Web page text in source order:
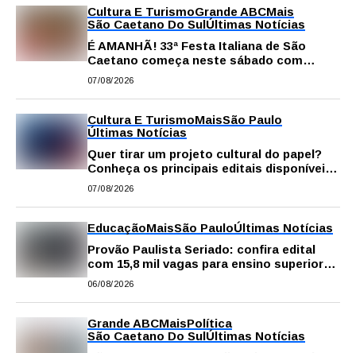
Cultura E TurismoGrande ABCMais
São Caetano Do SulÚltimas Notícias
É AMANHÃ! 33ª Festa Italiana de São
Caetano começa neste sábado com
gastronomia, música e solidariedade
07/08/2026
Cultura E TurismoMaisSão Paulo
Últimas Notícias
Quer tirar um projeto cultural do papel?
Conheça os principais editais disponíveis
em São Paulo
07/08/2026
EducaçãoMaisSão PauloÚltimas Notícias
Provão Paulista Seriado: confira edital
com 15,8 mil vagas para ensino superior
público
06/08/2026
Grande ABCMaisPolítica
São Caetano Do SulÚltimas Notícias